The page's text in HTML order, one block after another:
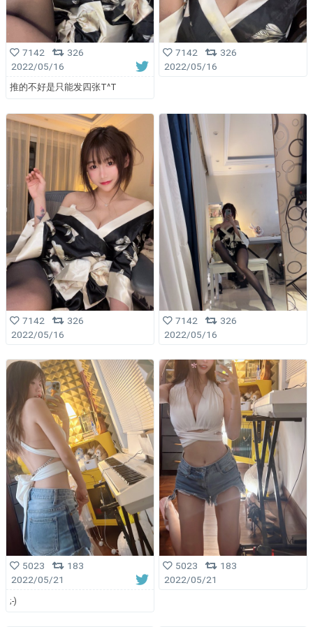
7142
326
2022/05/16
推的不好是只能发四张T^T
7142
326
2022/05/16
7142
326
2022/05/16
7142
326
2022/05/16
5023
183
2022/05/21
;-)
5023
183
2022/05/21